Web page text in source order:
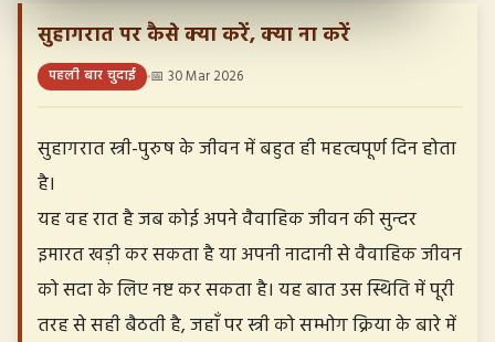
सुहागरात पर कैसे क्या करें, क्या ना करें
पहली बार चुदाई 📅 30 Mar 2026
सुहागरात स्त्री-पुरुष के जीवन में बहुत ही महत्वपूर्ण दिन होता
है।
यह वह रात है जब कोई अपने वैवाहिक जीवन की सुन्दर
इमारत खड़ी कर सकता है या अपनी नादानी से वैवाहिक जीवन
को सदा के लिए नष्ट कर सकता है। यह बात उस स्थिति में पूरी
तरह से सही बैठती है, जहाँ पर स्त्री को सम्भोग क्रिया के बारे में